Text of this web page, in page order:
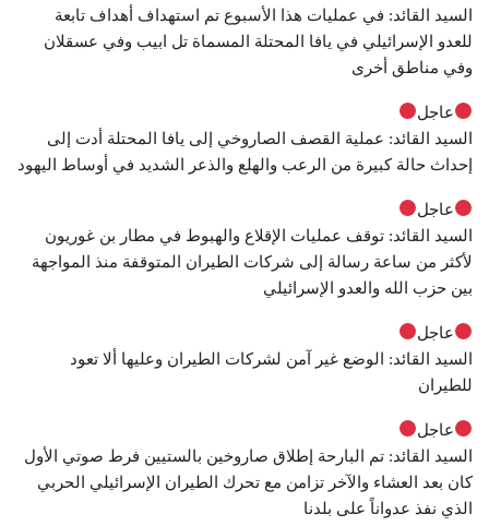
السيد القائد: في عمليات هذا الأسبوع تم استهداف أهداف تابعة
للعدو الإسرائيلي في يافا المحتلة المسماة تل ابيب وفي عسقلان
وفي مناطق أخرى
عاجل
السيد القائد: عملية القصف الصاروخي إلى يافا المحتلة أدت إلى
إحداث حالة كبيرة من الرعب والهلع والذعر الشديد في أوساط اليهود
عاجل
السيد القائد: توقف عمليات الإقلاع والهبوط في مطار بن غوريون
لأكثر من ساعة رسالة إلى شركات الطيران المتوقفة منذ المواجهة
بين حزب الله والعدو الإسرائيلي
عاجل
السيد القائد: الوضع غير آمن لشركات الطيران وعليها ألا تعود
للطيران
عاجل
السيد القائد: تم البارحة إطلاق صاروخين بالستيين فرط صوتي الأول
كان بعد العشاء والآخر تزامن مع تحرك الطيران الإسرائيلي الحربي
الذي نفذ عدواناً على بلدنا